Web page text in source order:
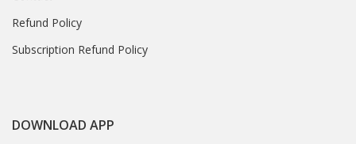
Refund Policy
Subscription Refund Policy
DOWNLOAD APP